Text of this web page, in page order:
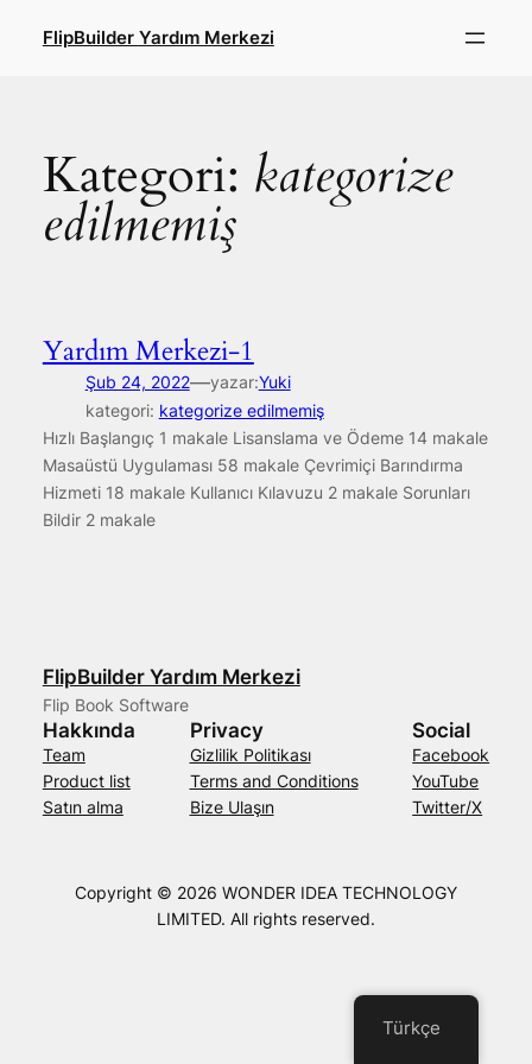
FlipBuilder Yardım Merkezi
Kategori: kategorize
edilmemiş
Yardım Merkezi-1
Şub 24, 2022—yazar:Yuki
kategori: kategorize edilmemiş
Hızlı Başlangıç 1 makale Lisanslama ve Ödeme 14 makale
Masaüstü Uygulaması 58 makale Çevrimiçi Barındırma
Hizmeti 18 makale Kullanıcı Kılavuzu 2 makale Sorunları
Bildir 2 makale
FlipBuilder Yardım Merkezi
Flip Book Software
Hakkında
Team
Product list
Satın alma
Privacy
Gizlilik Politikası
Terms and Conditions
Bize Ulaşın
Social
Facebook
YouTube
Twitter/X
Copyright © 2026 WONDER IDEA TECHNOLOGY
LIMITED. All rights reserved.
Türkçe